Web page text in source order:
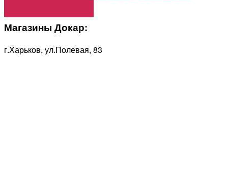
Магазины Докар:
г.Харьков, ул.Полевая, 83